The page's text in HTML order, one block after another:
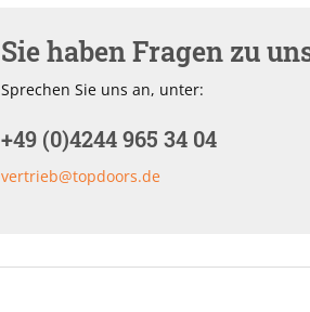
Sie haben Fragen zu
Sprechen Sie uns an, unter:
+49 (0)4244 965 34 04
vertrieb@topdoors.de